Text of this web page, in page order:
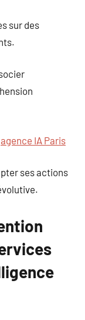
sur des
agence IA Paris
ses actions